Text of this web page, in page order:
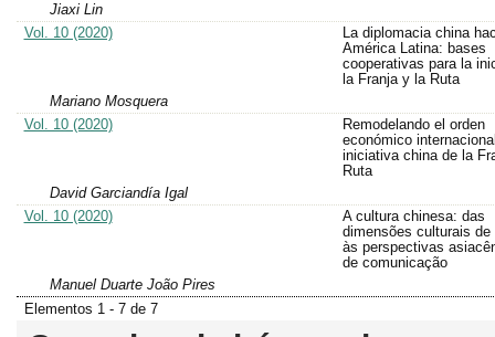
Jiaxi Lin
Vol. 10 (2020)
La diplomacia china
América Latina: bases
cooperativas para la
la Franja y la Ruta
Mariano Mosquera
Vol. 10 (2020)
Remodelando el orden
económico
iniciativa china de la
Ruta
David Garciandía Igal
Vol. 10 (2020)
A cultura chinesa: das
dimensões culturais de
às perspectivas
de comunicação
Manuel Duarte João Pires
Elementos 1 - 7 de 7